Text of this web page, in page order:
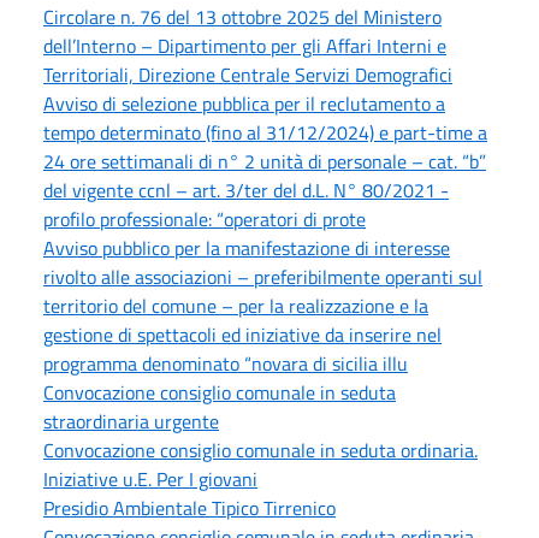
Circolare n. 76 del 13 ottobre 2025 del Ministero
dell’Interno – Dipartimento per gli Affari Interni e
Territoriali, Direzione Centrale Servizi Demografici
Avviso di selezione pubblica per il reclutamento a
tempo determinato (fino al 31/12/2024) e part-time a
24 ore settimanali di n° 2 unità di personale – cat. “b”
del vigente ccnl – art. 3/ter del d.L. N° 80/2021 -
profilo professionale: “operatori di prote
Avviso pubblico per la manifestazione di interesse
rivolto alle associazioni – preferibilmente operanti sul
territorio del comune – per la realizzazione e la
gestione di spettacoli ed iniziative da inserire nel
programma denominato “novara di sicilia illu
Convocazione consiglio comunale in seduta
straordinaria urgente
Convocazione consiglio comunale in seduta ordinaria.
Iniziative u.E. Per I giovani
Presidio Ambientale Tipico Tirrenico